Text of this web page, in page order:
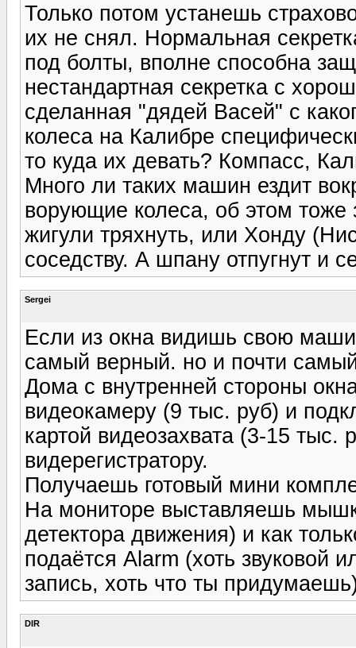
Только потом устанешь
их не снял. Нормальная
под болты, вполне способна
нестандартная секретка с
сделанная "дядей Васей" с
колеса на Калибре
то куда их девать? Компасс,
Много ли таких машин ездит
ворующие колеса, об этом тоже
жигули тряхнуть, или Хонду
соседству. А шпану отпугнут и
Sergei
Если из окна видишь свою
самый верный. но и почти
Дома с внутренней стороны
видеокамеру (9 тыс. руб) и
картой видеозахвата (3-15 тыс.
видерегистратору.
Получаешь готовый мини
На мониторе выставляешь
детектора движения) и как
подаётся Alarm (хоть звуковой
запись, хоть что ты
DIR